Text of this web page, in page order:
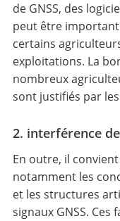
de GNSS, des
peut être
certains
exploitations. La
nombreux
sont justifiés par
2. interférence
En outre, il
notamment les
et les structures
signaux GNSS.